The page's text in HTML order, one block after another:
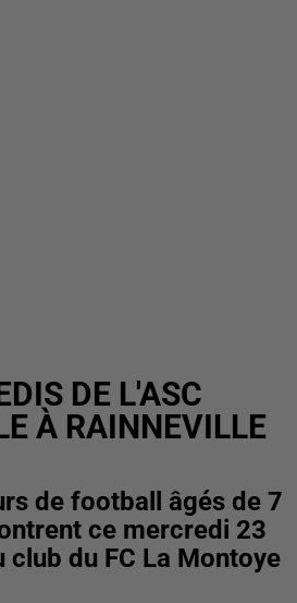
DE L'ASC
À RAINNEVILLE
de football âgés de 7
ce mercredi 23
club du FC La Montoye